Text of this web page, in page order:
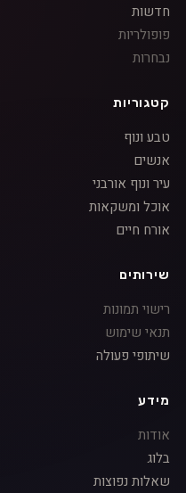
חדשות
פופולריות
נבחרות
קטגוריות
טבע ונוף
אנשים
עיר ונוף אורבני
אוכל ומשקאות
אורח חיים
שירותים
רישוי תמונות
תנאי שימוש
שיתופי פעולה
מידע
אודות
בלוג
שאלות נפוצות